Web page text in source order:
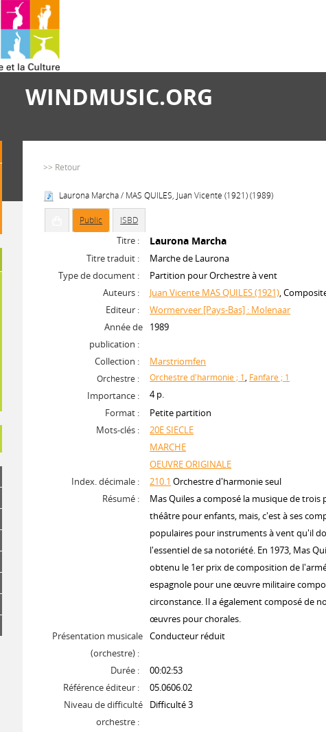
WINDMUSIC.ORG
>> Retour
Laurona Marcha / MAS QUILES, Juan Vicente (1921) (1989)
Public ISBD
Titre : Laurona Marcha
Titre traduit :
Marche de Laurona
Type de document :
Partition pour Orchestre à vent
Auteurs :
Juan Vicente MAS QUILES (1921),
Editeur :
Wormerveer [Pays-Bas] : Molenaar
Année de
publication :
1989
Collection : Marstriomfen
Orchestre : Orchestre d'harmonie ; 1, Fanfare ; 1
Importance :
4 p.
Format :
Petite partition
Mots-clés :
20E SIECLE
MARCHE
OEUVRE ORIGINALE
Index. décimale :
210.1 Orchestre d'harmonie seul
Résumé :
Mas Quiles a composé la musique de trois
théâtre pour enfants, mais, c'est à ses
populaires pour instruments à vent qu'il
l'essentiel de sa notoriété. En 1973, Mas
obtenu le 1er prix de composition de
espagnole pour une œuvre militaire
circonstance. Il a également composé de
œuvres pour chorales.
Présentation musicale
(orchestre) :
Conducteur réduit
Durée :
00:02:53
Référence éditeur :
05.0606.02
Niveau de difficulté
orchestre :
Difficulté 3